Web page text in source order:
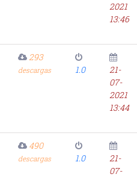
2021
13:46
293
descargas 1.0
21-
07-
2021
13:44
490
descargas 1.0
21-
07-